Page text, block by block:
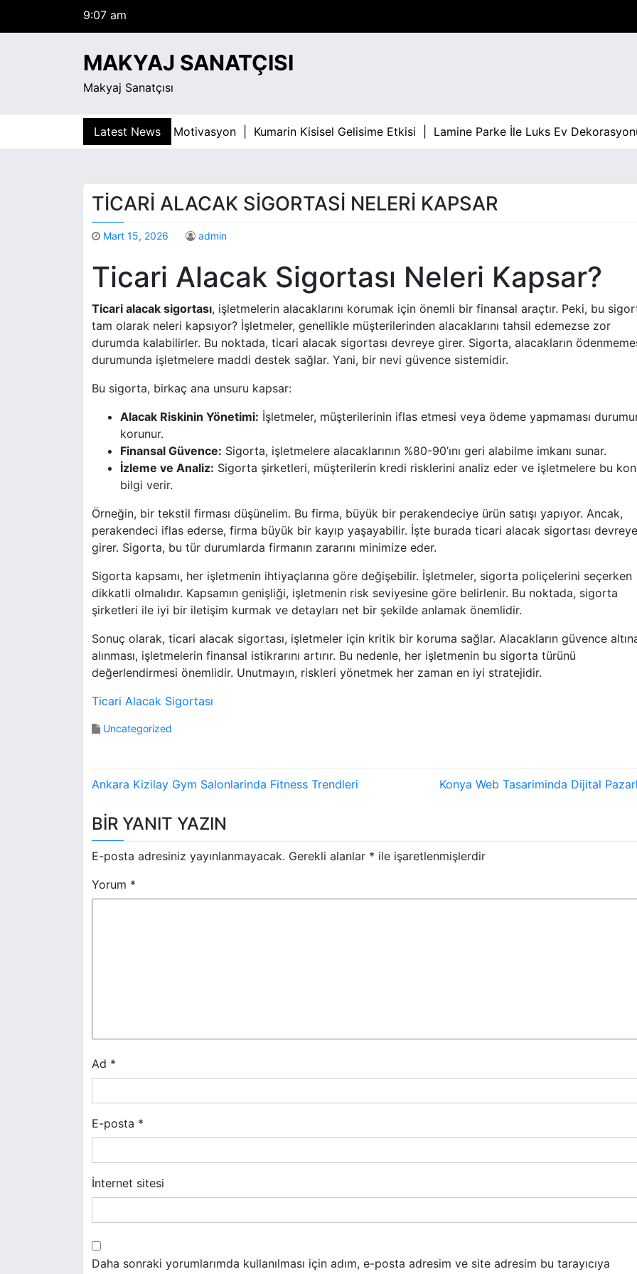
Cuma
9:07 am
MAKYAJ SANATÇISI
Makyaj Sanatçısı
Latest News
Bagimliligiyla Mucadelede Motivasyon | Kumarin Kisisel Gelisime Etkisi | Lamine Parke İle Luks Ev
TICARI ALACAK SIGORTASI NELERI KAPSAR
Mart 15, 2026 admin
Ticari Alacak Sigortası Neleri Kapsar?
Ticari alacak sigortası, işletmelerin alacaklarını korumak için önemli bir finansal araçtır. Peki, bu
tam olarak neleri kapsıyor? İşletmeler, genellikle müşterilerinden alacaklarını tahsil edemezse zor
durumda kalabilirler. Bu noktada, ticari alacak sigortası devreye girer. Sigorta, alacakların
durumunda işletmelere maddi destek sağlar. Yani, bir nevi güvence sistemidir.
Bu sigorta, birkaç ana unsuru kapsar:
Alacak Riskinin Yönetimi: İşletmeler, müşterilerinin iflas etmesi veya ödeme yapmaması
korunur.
Finansal Güvence: Sigorta, işletmelere alacaklarının %80-90’ını geri alabilme imkanı sunar.
İzleme ve Analiz: Sigorta şirketleri, müşterilerin kredi risklerini analiz eder ve işletmelere bu
bilgi verir.
Örneğin, bir tekstil firması düşünelim. Bu firma, büyük bir perakendeciye ürün satışı yapıyor. Ancak,
perakendeci iflas ederse, firma büyük bir kayıp yaşayabilir. İşte burada ticari alacak sigortası devreye
girer. Sigorta, bu tür durumlarda firmanın zararını minimize eder.
Sigorta kapsamı, her işletmenin ihtiyaçlarına göre değişebilir. İşletmeler, sigorta poliçelerini seçerken
dikkatli olmalıdır. Kapsamın genişliği, işletmenin risk seviyesine göre belirlenir. Bu noktada, sigorta
şirketleri ile iyi bir iletişim kurmak ve detayları net bir şekilde anlamak önemlidir.
Sonuç olarak, ticari alacak sigortası, işletmeler için kritik bir koruma sağlar. Alacakların güvence
alınması, işletmelerin finansal istikrarını artırır. Bu nedenle, her işletmenin bu sigorta türünü
değerlendirmesi önemlidir. Unutmayın, riskleri yönetmek her zaman en iyi stratejidir.
Ticari Alacak Sigortası
Uncategorized
Y
z
ı
g
s
i
Ankara Kizilay Gym Salonlarinda Fitness Trendleri Konya Web Tasariminda Dijital
BIR YANIT YAZIN
E-posta adresiniz yayınlanmayacak. Gerekli alanlar * ile işaretlenmişlerdir
Yorum *
Ad *
E-posta *
İnternet sitesi
Daha sonraki yorumlarımda kullanılması için adım, e-posta adresim ve site adresim bu tarayıcıya